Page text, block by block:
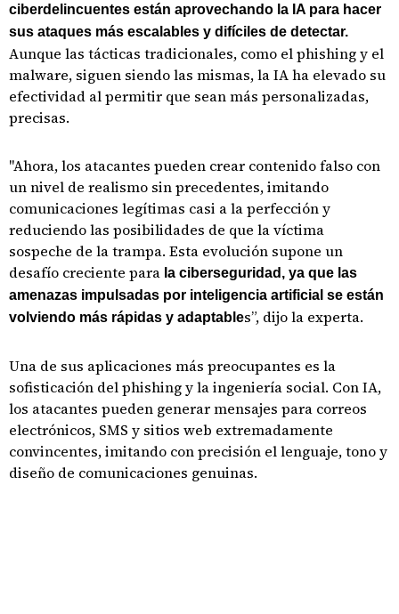
ciberdelincuentes están aprovechando la IA para hacer
sus ataques más escalables y difíciles de detectar.
Aunque las tácticas tradicionales, como el phishing y el
malware, siguen siendo las mismas, la IA ha elevado su
efectividad al permitir que sean más personalizadas,
precisas.
"Ahora, los atacantes pueden crear contenido falso con
un nivel de realismo sin precedentes, imitando
comunicaciones legítimas casi a la perfección y
reduciendo las posibilidades de que la víctima
sospeche de la trampa. Esta evolución supone un
desafío creciente para la ciberseguridad, ya que las
amenazas impulsadas por inteligencia artificial se están
volviendo más rápidas y adaptables”, dijo la experta.
Una de sus aplicaciones más preocupantes es la
sofisticación del phishing y la ingeniería social. Con IA,
los atacantes pueden generar mensajes para correos
electrónicos, SMS y sitios web extremadamente
convincentes, imitando con precisión el lenguaje, tono y
diseño de comunicaciones genuinas.